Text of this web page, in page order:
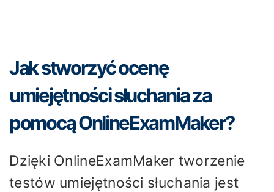
Jak stworzyć ocenę
umiejętności słuchania za
pomocą OnlineExamMaker?
Dzięki OnlineExamMaker tworzenie
testów umiejętności słuchania jest